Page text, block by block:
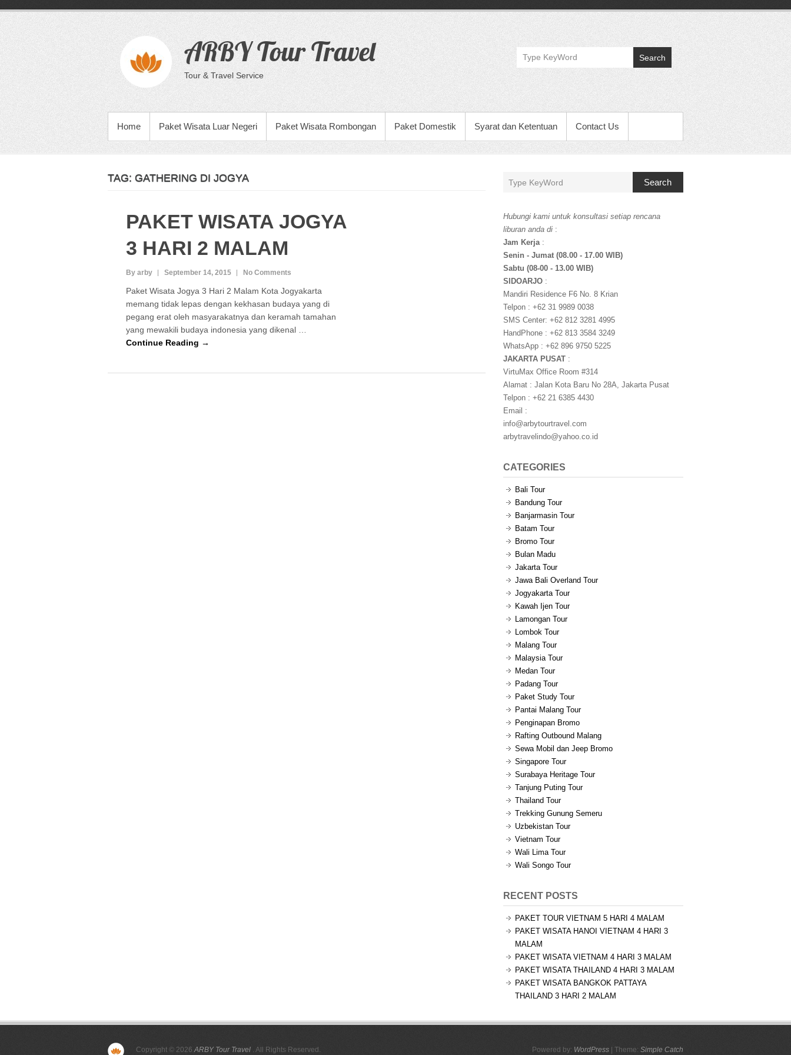
content
ARBY Tour Travel
Tour & Travel Service
Search
PRIMARY MENU
Home Paket Wisata Luar Negeri Paket Wisata Rombongan Paket Domestik Syarat dan Ketentuan Contact Us
TAG: GATHERING DI JOGYA
PAKET WISATA JOGYA
3 HARI 2 MALAM
By arby September 14, 2015 No Comments
Paket Wisata Jogya 3 Hari 2 Malam Kota Jogyakarta
memang tidak lepas dengan kekhasan budaya yang di
pegang erat oleh masyarakatnya dan keramah tamahan
yang mewakili budaya indonesia yang dikenal …
Continue Reading →
Search
Hubungi kami untuk konsultasi setiap rencana
liburan anda di :
Jam Kerja:
Senin - Jumat (08.00 - 17.00 WIB)
Sabtu (08-00 - 13.00 WIB)
SIDOARJO:
Mandiri Residence F6 No. 8 Krian
Telpon : +62 31 9989 0038
SMS Center: +62 812 3281 4995
HandPhone : +62 813 3584 3249
WhatsApp : +62 896 9750 5225
JAKARTA PUSAT :
VirtuMax Office Room #314
Alamat : Jalan Kota Baru No 28A, Jakarta Pusat
Telpon : +62 21 6385 4430
Email :
info@arbytourtravel.com
arbytravelindo@yahoo.co.id
CATEGORIES
Bali Tour
Bandung Tour
Banjarmasin Tour
Batam Tour
Bromo Tour
Bulan Madu
Jakarta Tour
Jawa Bali Overland Tour
Jogyakarta Tour
Kawah Ijen Tour
Lamongan Tour
Lombok Tour
Malang Tour
Malaysia Tour
Medan Tour
Padang Tour
Paket Study Tour
Pantai Malang Tour
Penginapan Bromo
Rafting Outbound Malang
Sewa Mobil dan Jeep Bromo
Singapore Tour
Surabaya Heritage Tour
Tanjung Puting Tour
Thailand Tour
Trekking Gunung Semeru
Uzbekistan Tour
Vietnam Tour
Wali Lima Tour
Wali Songo Tour
RECENT POSTS
PAKET TOUR VIETNAM 5 HARI 4 MALAM
PAKET WISATA HANOI VIETNAM 4 HARI 3
MALAM
PAKET WISATA VIETNAM 4 HARI 3 MALAM
PAKET WISATA THAILAND 4 HARI 3 MALAM
PAKET WISATA BANGKOK PATTAYA
THAILAND 3 HARI 2 MALAM
Copyright © 2026ARBY Tour Travel . All Rights Reserved. Powered by: WordPress | Theme: Simple Catch